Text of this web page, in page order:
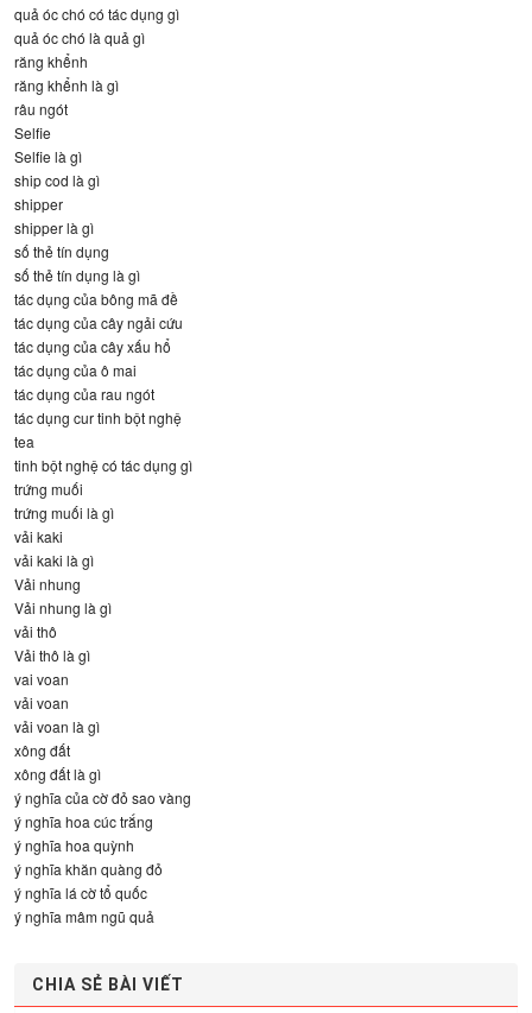
quả óc chó có tác dụng gì
quả óc chó là quả gì
răng khểnh
răng khểnh là gì
râu ngót
Selfie
Selfie là gì
ship cod là gì
shipper
shipper là gì
số thẻ tín dụng
số thẻ tín dụng là gì
tác dụng của bông mã đề
tác dụng của cây ngải cứu
tác dụng của cây xấu hổ
tác dụng của ô mai
tác dụng của rau ngót
tác dụng cur tinh bột nghệ
tea
tinh bột nghệ có tác dụng gì
trứng muối
trứng muối là gì
vải kaki
vải kaki là gì
Vải nhung
Vải nhung là gì
vải thô
Vải thô là gì
vai voan
vải voan
vải voan là gì
xông đất
xông đất là gì
ý nghĩa của cờ đỏ sao vàng
ý nghĩa hoa cúc trắng
ý nghĩa hoa quỳnh
ý nghĩa khăn quàng đỏ
ý nghĩa lá cờ tổ quốc
ý nghĩa mâm ngũ quả
CHIA SẺ BÀI VIẾT